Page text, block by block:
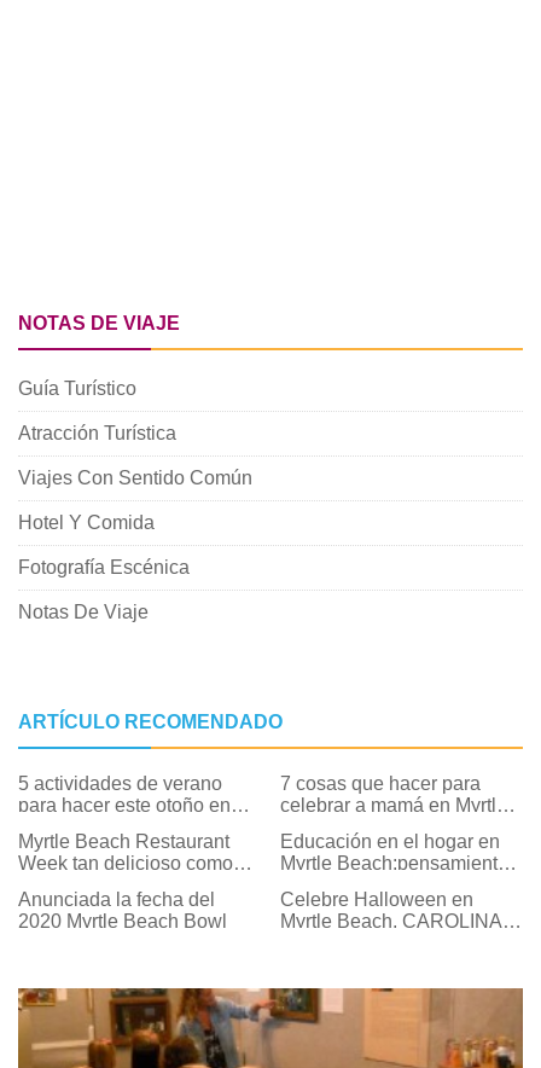
NOTAS DE VIAJE
Guía Turístico
Atracción Turística
Viajes Con Sentido Común
Hotel Y Comida
Fotografía Escénica
Notas De Viaje
ARTÍCULO RECOMENDADO
5 actividades de verano
para hacer este otoño en
7 cosas que hacer para
celebrar a mamá en Myrtle
Myrtle Beach Restaurant
Week tan delicioso como
Educación en el hogar en
Myrtle Beach:pensamientos
Anunciada la fecha del
2020 Myrtle Beach Bowl
Celebre Halloween en
Myrtle Beach, CAROLINA